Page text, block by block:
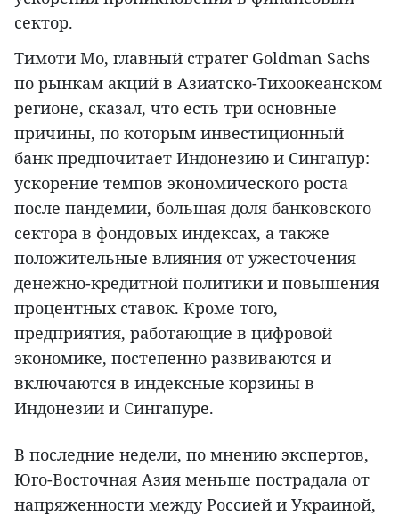
сектор.
Тимоти Мо, главный стратег Goldman Sachs
по рынкам акций в Азиатско-Тихоокеанском
регионе, сказал, что есть три основные
причины, по которым инвестиционный
банк предпочитает Индонезию и Сингапур:
ускорение темпов экономического роста
после пандемии, большая доля банковского
сектора в фондовых индексах, а также
положительные влияния от ужесточения
денежно-кредитной политики и повышения
процентных ставок. Кроме того,
предприятия, работающие в цифровой
экономике, постепенно развиваются и
включаются в индексные корзины в
Индонезии и Сингапуре.
В последние недели, по мнению экспертов,
Юго-Восточная Азия меньше пострадала от
напряженности между Россией и Украиной,